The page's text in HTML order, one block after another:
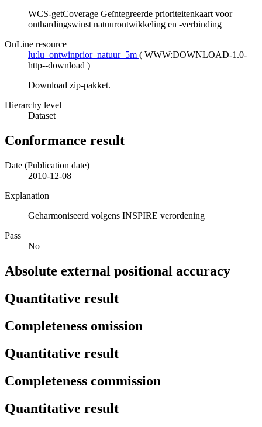
WCS-getCoverage Geïntegreerde prioriteitenkaart voor
onthardingswinst natuurontwikkeling en -verbinding
OnLine resource
lu:lu_ontwinprior_natuur_5m ( WWW:DOWNLOAD-1.0-
http--download )
Download zip-pakket.
Hierarchy level
Dataset
Conformance result
Date (Publication date)
2010-12-08
Explanation
Geharmoniseerd volgens INSPIRE verordening
Pass
No
Absolute external positional accuracy
Quantitative result
Completeness omission
Quantitative result
Completeness commission
Quantitative result